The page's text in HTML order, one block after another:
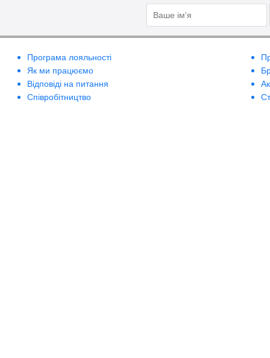
Програма лояльності
Як ми працюємо
Відповіді на питання
Співробітництво